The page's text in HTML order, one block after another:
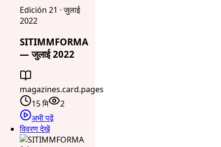
Edición 21 · जुलाई
2022
SITIMMFORMA
— जुलाई 2022
magazines.card.pages
15 मि
2
अभी पढ़ें
विवरण देखें